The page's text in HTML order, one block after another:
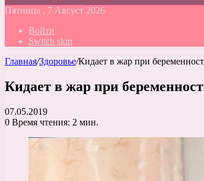
Пятница , 7 Август 2026
Войти
Switch skin
Главная/Здоровье/Кидает в жар при
Кидает в жар при
07.05.2019
0 Время чтения: 2 мин.